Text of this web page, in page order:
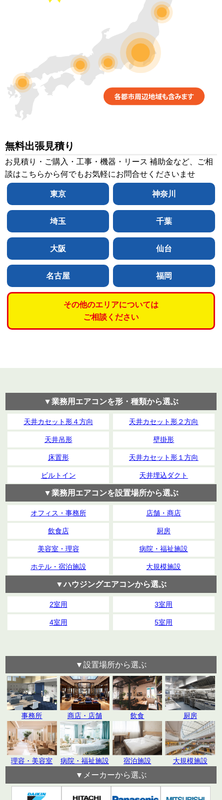
無料出張見積り
お見積り・ご購入・工事・機器・リース 補助金など、ご相
談はこちらから何でもお気軽にお問合せくださいませ
東京 神奈川
埼玉 千葉
大阪 仙台
名古屋 福岡
その他のエリアについては
ご相談ください
▼業務用エアコンを形・種類から選ぶ
天井カセット形４方向 天井カセット形２方向
天井吊形 壁掛形
床置形 天井カセット形１方向
ビルトイン 天井埋込ダクト
▼業務用エアコンを設置場所から選ぶ
オフィス・事務所 店舗・商店
飲食店 厨房
美容室・理容 病院・福祉施設
ホテル・宿泊施設 大規模施設
▼ハウジングエアコンから選ぶ
2室用 3室用
4室用 5室用
▼設置場所から選ぶ
事務所 商店・店舗 飲食 厨房
理容・美容室 病院・福祉施設 宿泊施設 大規模施設
▼メーカーから選ぶ